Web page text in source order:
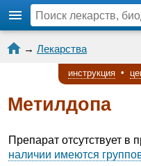
→ Лекарства
инструкция •
Метилдопа
Препарат отсутствует в
наличии имеются